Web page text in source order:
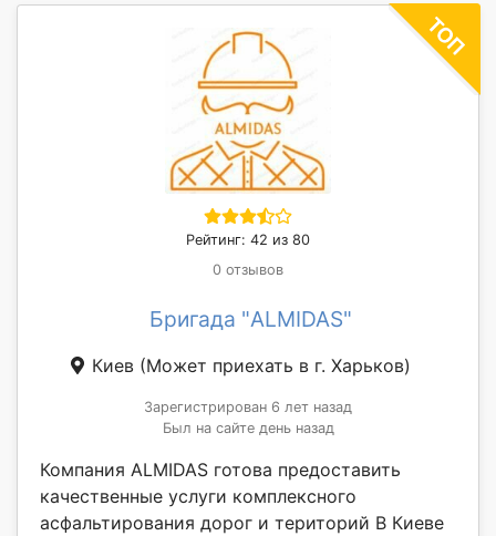
Рейтинг: 42 из 80
0 отзывов
Бригада "ALMIDAS"
Киев (Может приехать в г. Харьков)
Зарегистрирован 6 лет назад
Был на сайте день назад
Компания ALMIDAS готова предоставить
качественные услуги комплексного
асфальтирования дорог и територий В Киеве